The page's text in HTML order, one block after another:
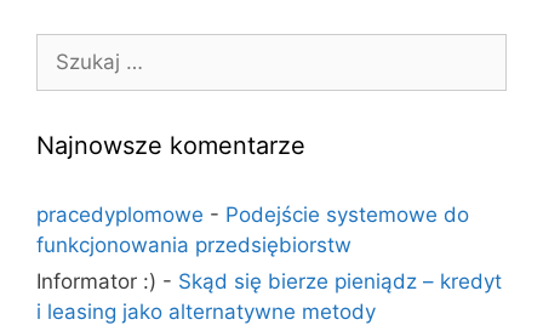
Najnowsze komentarze
pracedyplomowe - Podejście systemowe do
funkcjonowania przedsiębiorstw
Informator :) - Skąd się bierze pieniądz – kredyt
i leasing jako alternatywne metody